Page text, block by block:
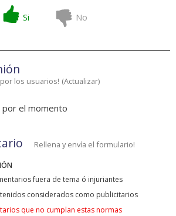
Si No
los usuarios! (Actualizar)
por el momento
Rellena y envía el formulario!
fuera de tema ó injuriantes
considerados como publicitarios
que no cumplan estas normas